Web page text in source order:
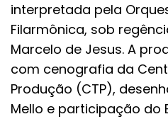
interpretada pela
Filarmônica, sob
Marcelo de Jesus. A
com cenografia da
Produção (CTP),
Mello e participação do